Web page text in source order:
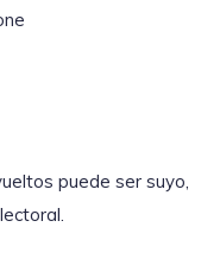
puede ser suyo,